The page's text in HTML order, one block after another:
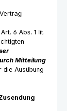
6 Abs. 1 lit.
Mitteilung
die Ausübung